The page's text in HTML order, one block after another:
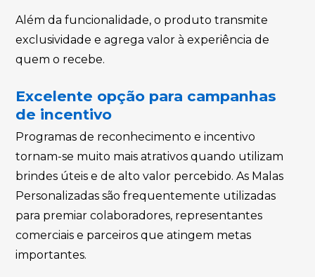
Além da funcionalidade, o produto transmite
exclusividade e agrega valor à experiência de
quem o recebe.
Excelente opção para campanhas
de incentivo
Programas de reconhecimento e incentivo
tornam-se muito mais atrativos quando utilizam
brindes úteis e de alto valor percebido. As Malas
Personalizadas são frequentemente utilizadas
para premiar colaboradores, representantes
comerciais e parceiros que atingem metas
importantes.